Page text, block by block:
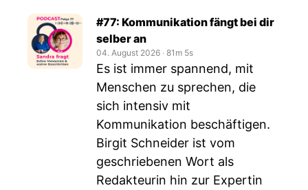
#77: Kommunikation fängt bei dir
selber an
04. August 2026 ‧ 81m 5s
Es ist immer spannend, mit
Menschen zu sprechen, die
sich intensiv mit
Kommunikation beschäftigen.
Birgit Schneider ist vom
geschriebenen Wort als
Redakteurin hin zur Expertin